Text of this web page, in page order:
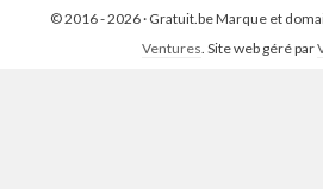
© 2016 - 2026 · Gratuit.be Marque et
Ventures . Site web géré par